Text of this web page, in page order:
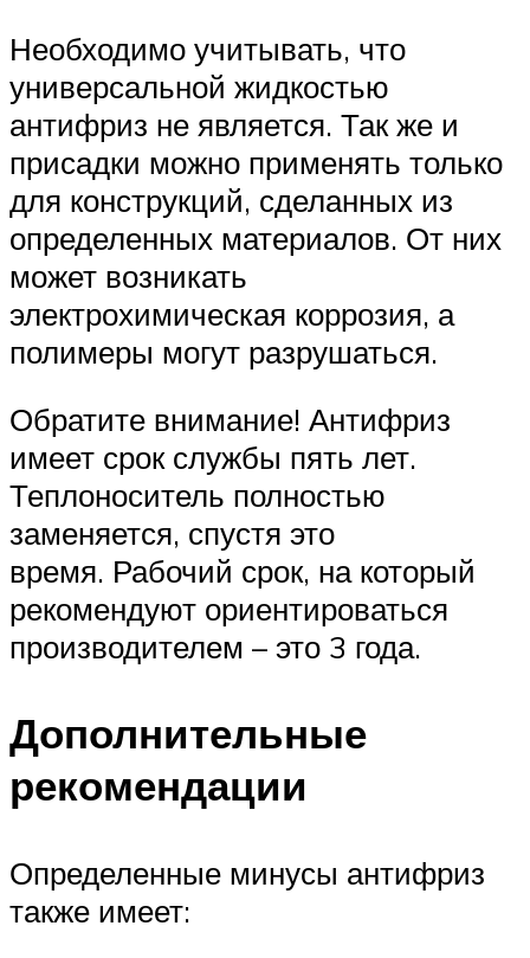
Необходимо учитывать, что
универсальной жидкостью
антифриз не является. Так же и
присадки можно применять только
для конструкций, сделанных из
определенных материалов. От них
может возникать
электрохимическая коррозия, а
полимеры могут разрушаться.
Обратите внимание! Антифриз
имеет срок службы пять лет.
Теплоноситель полностью
заменяется, спустя это
время. Рабочий срок, на который
рекомендуют ориентироваться
производителем – это 3 года.
Дополнительные
рекомендации
Определенные минусы антифриз
также имеет: